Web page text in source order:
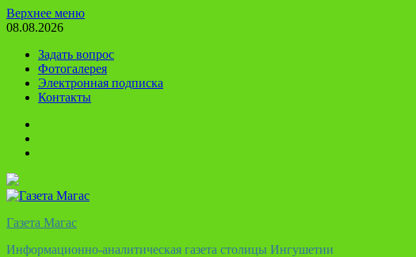
Перейти
к
Верхнее меню
08.08.2026
Задать вопрос
Фотогалерея
Электронная подписка
Контакты
Газета Магас
Информационно-аналитическая газета столицы Ингушетии